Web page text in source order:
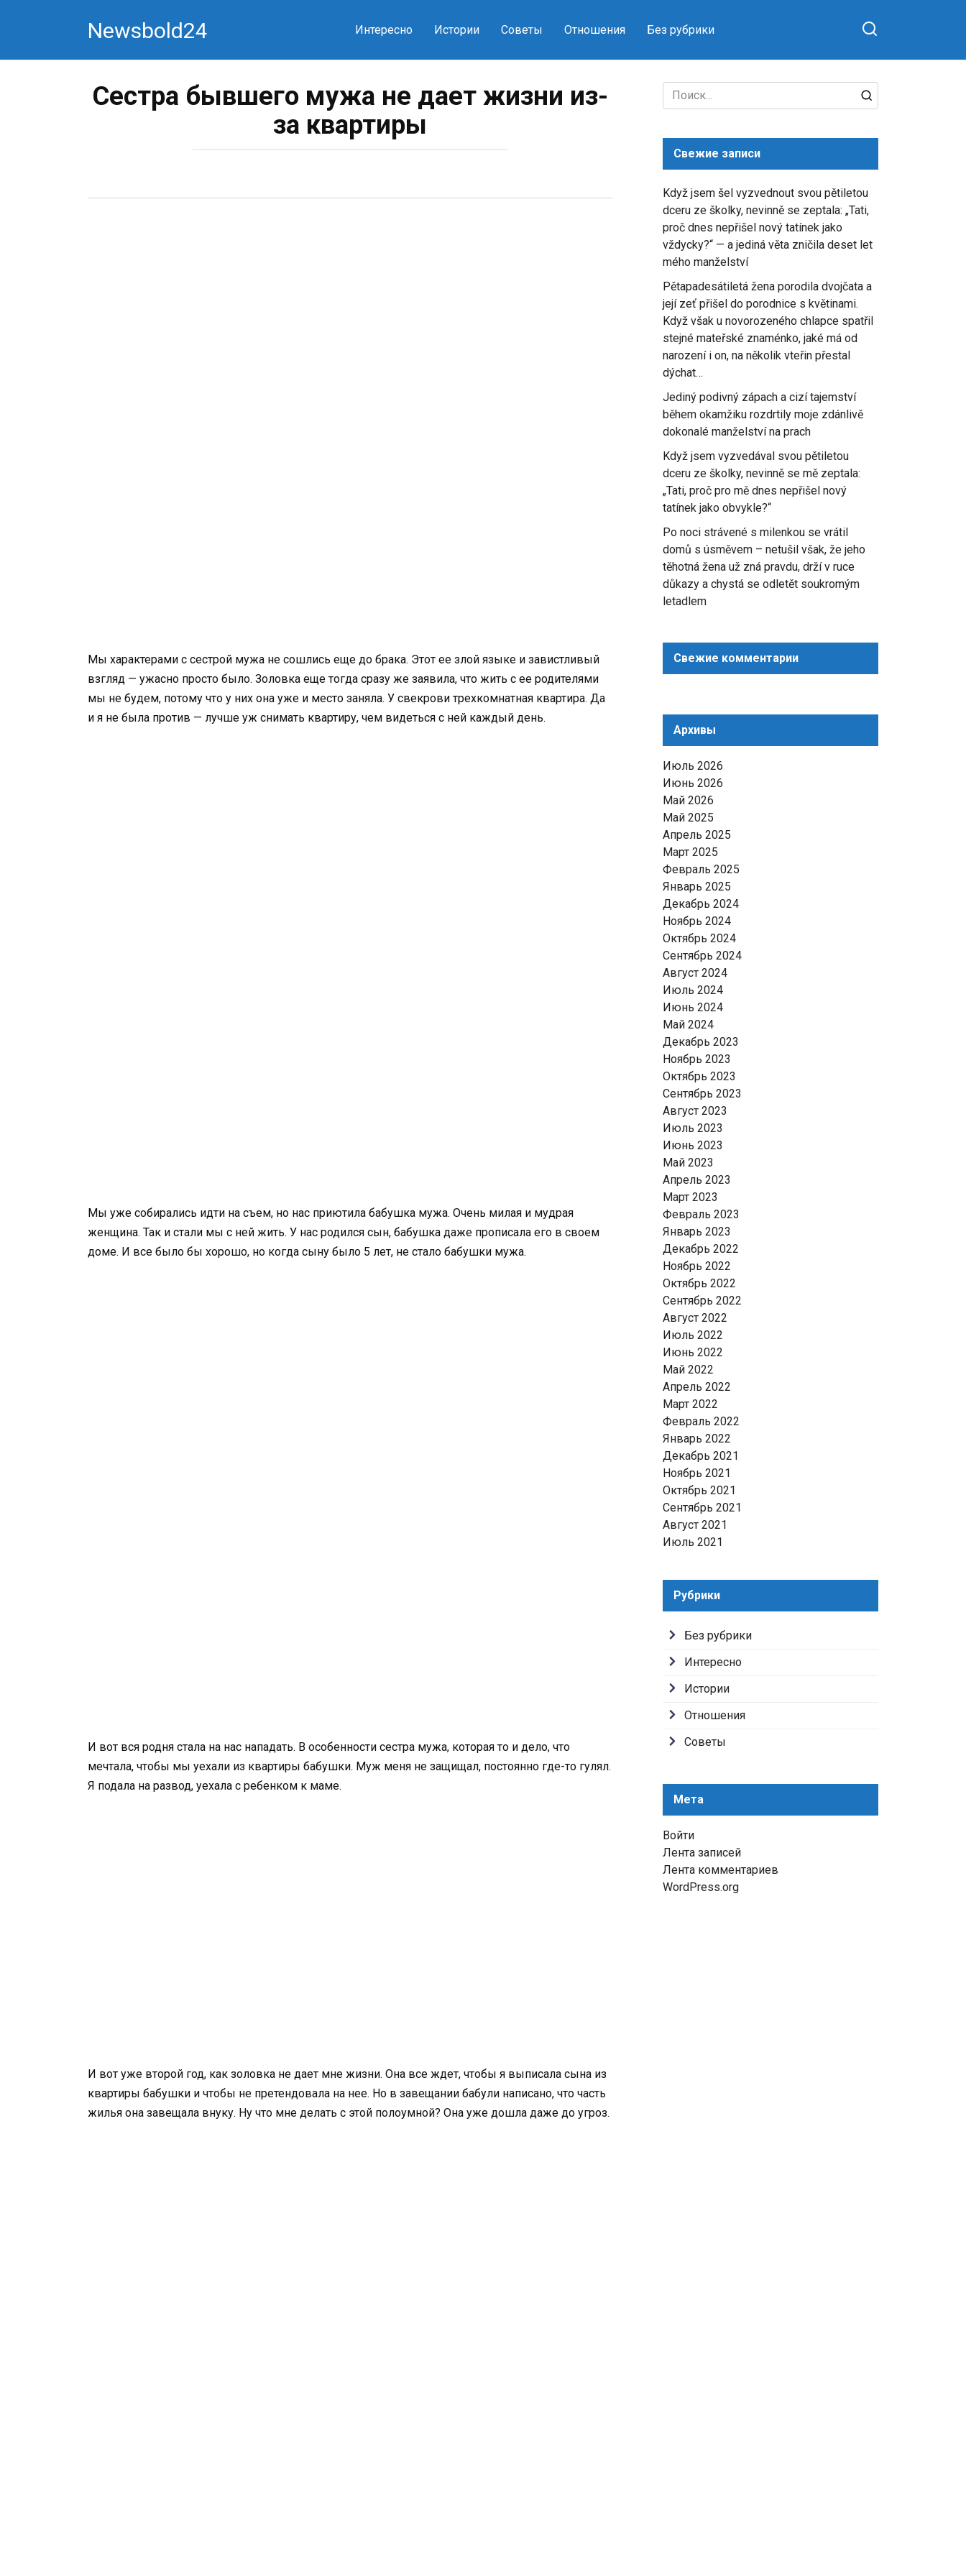
Newsbold24 Интересно Истории Советы Отношения Без рубрики
Сестра бывшего мужа не дает жизни из-
за квартиры
Мы характерами с сестрой мужа не сошлись еще до брака. Этот ее злой языке и завистливый
взгляд — ужасно просто было. Золовка еще тогда сразу же заявила, что жить с ее родителями
мы не будем, потому что у них она уже и место заняла. У свекрови трехкомнатная квартира. Да
и я не была против — лучше уж снимать квартиру, чем видеться с ней каждый день.
Мы уже собирались идти на съем, но нас приютила бабушка мужа. Очень милая и мудрая
женщина. Так и стали мы с ней жить. У нас родился сын, бабушка даже прописала его в своем
доме. И все было бы хорошо, но когда сыну было 5 лет, не стало бабушки мужа.
И вот вся родня стала на нас нападать. В особенности сестра мужа, которая то и дело, что
мечтала, чтобы мы уехали из квартиры бабушки. Муж меня не защищал, постоянно где-то гулял.
Я подала на развод, уехала с ребенком к маме.
И вот уже второй год, как золовка не дает мне жизни. Она все ждет, чтобы я выписала сына из
квартиры бабушки и чтобы не претендовала на нее. Но в завещании бабули написано, что часть
жилья она завещала внуку. Ну что мне делать с этой полоумной? Она уже дошла даже до угроз.
Search
for:
Свежие записи
Když jsem šel vyzvednout svou pětiletou
dceru ze školky, nevinně se zeptala: „Tati,
proč dnes nepřišel nový tatínek jako
vždycky?“ — a jediná věta zničila deset let
mého manželství
Pětapadesátiletá žena porodila dvojčata a
její zeť přišel do porodnice s květinami.
Když však u novorozeného chlapce spatřil
stejné mateřské znaménko, jaké má od
narození i on, na několik vteřin přestal
dýchat…
Jediný podivný zápach a cizí tajemství
během okamžiku rozdrtily moje zdánlivě
dokonalé manželství na prach
Když jsem vyzvedával svou pětiletou
dceru ze školky, nevinně se mě zeptala:
„Tati, proč pro mě dnes nepřišel nový
tatínek jako obvykle?“
Po noci strávené s milenkou se vrátil
domů s úsměvem – netušil však, že jeho
těhotná žena už zná pravdu, drží v ruce
důkazy a chystá se odletět soukromým
letadlem
Свежие комментарии
Архивы
Июль 2026
Июнь 2026
Май 2026
Май 2025
Апрель 2025
Март 2025
Февраль 2025
Январь 2025
Декабрь 2024
Ноябрь 2024
Октябрь 2024
Сентябрь 2024
Август 2024
Июль 2024
Июнь 2024
Май 2024
Декабрь 2023
Ноябрь 2023
Октябрь 2023
Сентябрь 2023
Август 2023
Июль 2023
Июнь 2023
Май 2023
Апрель 2023
Март 2023
Февраль 2023
Январь 2023
Декабрь 2022
Ноябрь 2022
Октябрь 2022
Сентябрь 2022
Август 2022
Июль 2022
Июнь 2022
Май 2022
Апрель 2022
Март 2022
Февраль 2022
Январь 2022
Декабрь 2021
Ноябрь 2021
Октябрь 2021
Сентябрь 2021
Август 2021
Июль 2021
Рубрики
Без рубрики
Интересно
Истории
Отношения
Советы
Мета
Войти
Лента записей
Лента комментариев
WordPress.org